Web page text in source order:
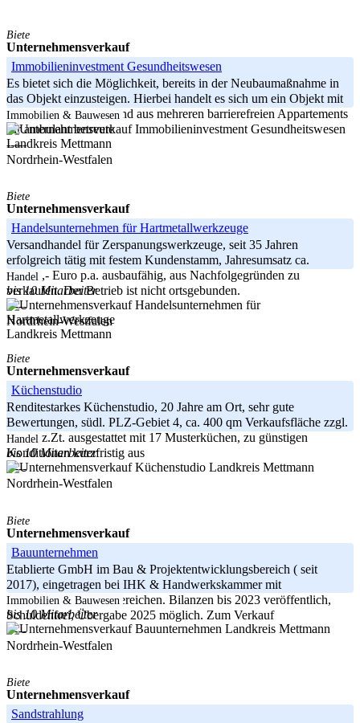
Biete
Unternehmensverkauf
Immobilieninvestment Gesundheitswesen
Es bietet sich die Möglichkeit, bereits in der Neubaumaßnahme in
das Objekt einzusteigen. Hierbei handelt es sich um ein Objekt mit
zwei Häusern, bestehend aus mehreren barrierefreien Appartements
für ambulant betreute
-----
Nordrhein-Westfalen
Immobilien & Bauwesen
Landkreis Mettmann
Biete
Unternehmensverkauf
Handelsunternehmen für Hartmetallwerkzeuge
Versandhandel für Zerspanungswerkzeuge, seit 35 Jahren
erfolgreich tätig mit festem Kundenstamm, Jahresumsatz ca.
60.000,- Euro p.a. ausbaufähig, aus Nachfolgegründen zu
verkaufen. Der Betrieb ist nicht ortsgebunden.
-----
Nordrhein-Westfalen
Handel
bis 10 Mitarbeiter
Landkreis Mettmann
Biete
Unternehmensverkauf
Küchenstudio
Renditestarkes Küchenstudio, 20 Jahre am Ort, sehr gute
Bewertungen, südl. PLZ-Gebiet 4, ca. 400 qm Verkaufsfläche zzgl.
Lager, z.Zt. ausgestattet mit 17 Musterküchen, zu günstigen
Konditionen kurzfristig aus
-----
Nordrhein-Westfalen
Handel
bis 10 Mitarbeiter
Landkreis Mettmann
Biete
Unternehmensverkauf
Bauunternehmen
Etablierte GmbH im Bau & Projektentwicklungsbereich ( seit
2017), eingetragen bei IHK & Handwerkskammer mit
umfassenden Meisterbereichen. Bilanzen bis 2023 veröffentlich,
Schuldenfrei, Übergabe 2025 möglich. Zum Verkauf
-----
Nordrhein-Westfalen
Immobilien & Bauwesen
bis 10 Mitarbeiter
Landkreis Mettmann
Biete
Unternehmensverkauf
Sandstrahlung